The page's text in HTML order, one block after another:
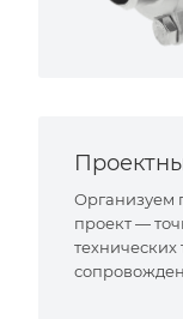
Организуем
проект —